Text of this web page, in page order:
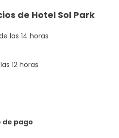
de Hotel Sol Park
las 14 horas
12 horas
de pago